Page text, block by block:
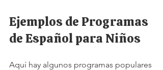
Ejemplos de Programas
de Español para Niños
Aquí hay algunos programas populares